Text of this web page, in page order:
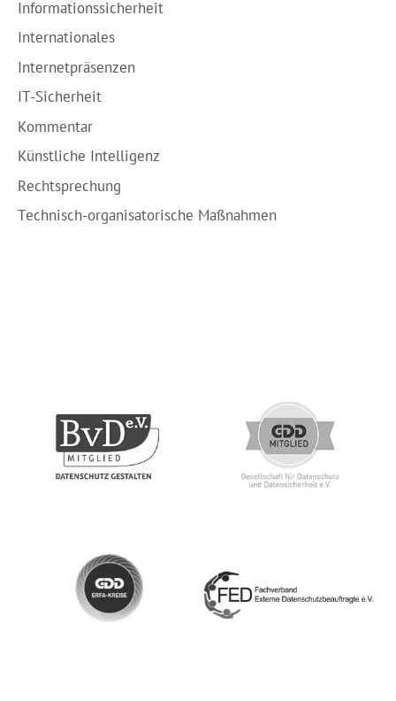
Informationssicherheit
Internationales
Internetpräsenzen
IT-Sicherheit
Kommentar
Künstliche Intelligenz
Rechtsprechung
Technisch-organisatorische Maßnahmen